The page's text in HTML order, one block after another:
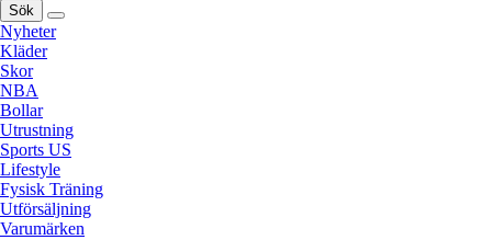
Sök
Nyheter
Kläder
Skor
NBA
Bollar
Utrustning
Sports US
Lifestyle
Fysisk Träning
Utförsäljning
Varumärken